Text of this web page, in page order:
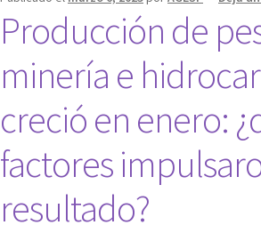
Producción de
minería e
creció en enero:
factores
resultado?